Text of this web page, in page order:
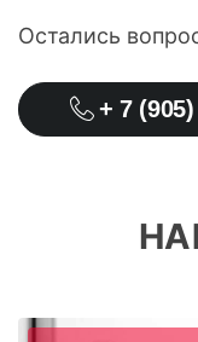
Остались
+ 7